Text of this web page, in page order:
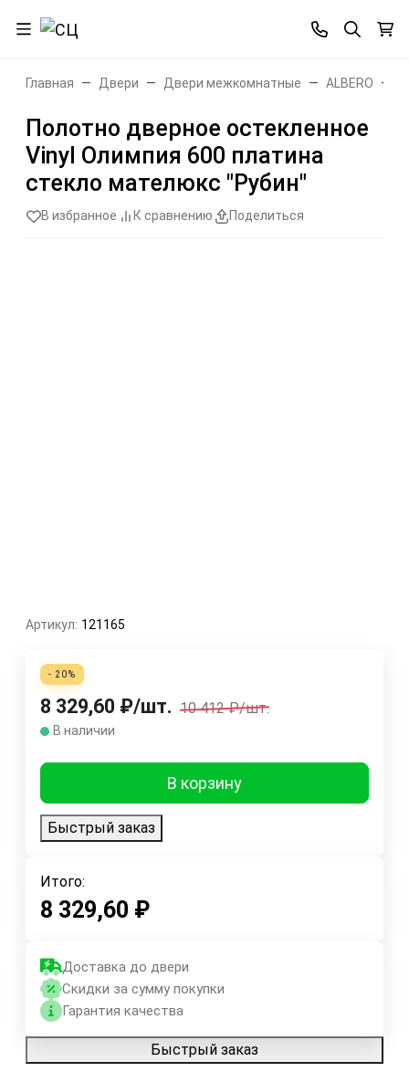
Главная Двери Двери межкомнатные ALBERO
Полотно дверное остекленное
Vinyl Олимпия 600 платина
стекло мателюкс "Рубин"
В избранное К сравнению Поделиться
Артикул: 121165
- 20%
8 329,60 ₽/шт. 10 412 ₽/шт.
В наличии
В корзину
Быстрый заказ
Итого:
8 329,60 ₽
Доставка до двери
Скидки за сумму покупки
Гарантия качества
Быстрый заказ